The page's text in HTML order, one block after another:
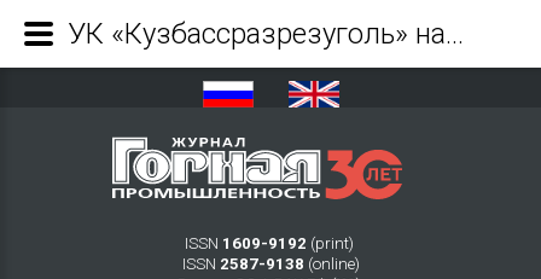
ISSN 1609-9192 (print)
ISSN 2587-9138 (online)
УК «Кузбассразрезуголь» начала оснащать экскаваторы инновационными системами кругового обзора - Журнал Горная промышленность